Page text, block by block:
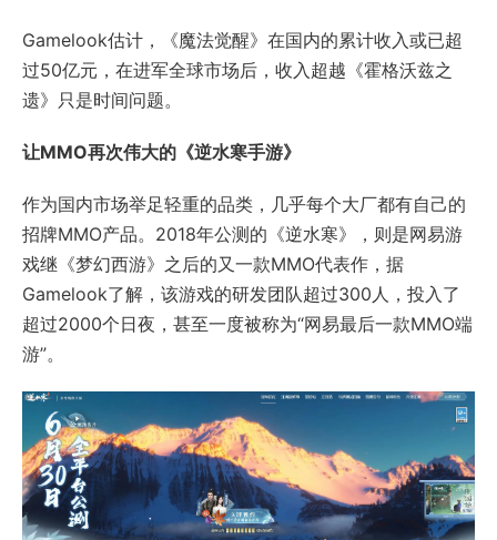
Gamelook估计，《魔法觉醒》在国内的累计收入或已超
过50亿元，在进军全球市场后，收入超越《霍格沃兹之
遗》只是时间问题。
让MMO再次伟大的《逆水寒手游》
作为国内市场举足轻重的品类，几乎每个大厂都有自己的
招牌MMO产品。2018年公测的《逆水寒》，则是网易游
戏继《梦幻西游》之后的又一款MMO代表作，据
Gamelook了解，该游戏的研发团队超过300人，投入了
超过2000个日夜，甚至一度被称为“网易最后一款MMO端
游”。